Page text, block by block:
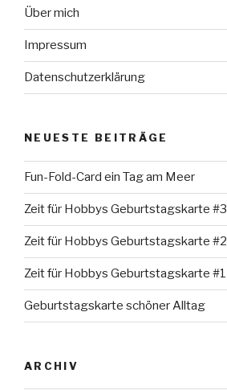
Über mich
Impressum
Datenschutzerklärung
NEUESTE BEITRÄGE
Fun-Fold-Card ein Tag am Meer
Zeit für Hobbys Geburtstagskarte #3
Zeit für Hobbys Geburtstagskarte #2
Zeit für Hobbys Geburtstagskarte #1
Geburtstagskarte schöner Alltag
ARCHIV